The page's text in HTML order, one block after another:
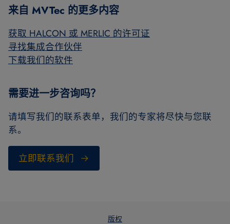
来自 MVTec 的更多内容
获取 HALCON 或 MERLIC 的许可证
寻找集成合作伙伴
下载我们的软件
需要进一步咨询吗？
请填写我们的联系表单，我们的专家将尽快与您联
系。
立即联系我们
版权